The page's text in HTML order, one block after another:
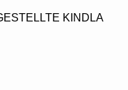
KINDLA